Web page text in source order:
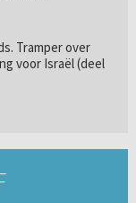
Tramper over
voor Israël (deel